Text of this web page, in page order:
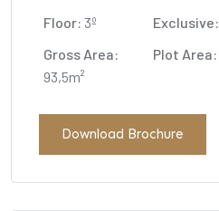
Floor: 3º Exclusive:
Gross Area:
93,5m²
Plot Area:
Download Brochure